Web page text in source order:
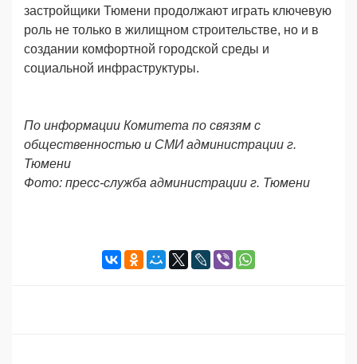
зaстройщики Тюмени продолжают играть ключевую
роль не только в жилищном строительстве, но и в
создании комфортной городской среды и
социальной инфраструктуры.
По информации Комитета по связям с
общественностью и СМИ администрации г.
Тюмени
Фото: пресс-служба администрации г. Тюмени